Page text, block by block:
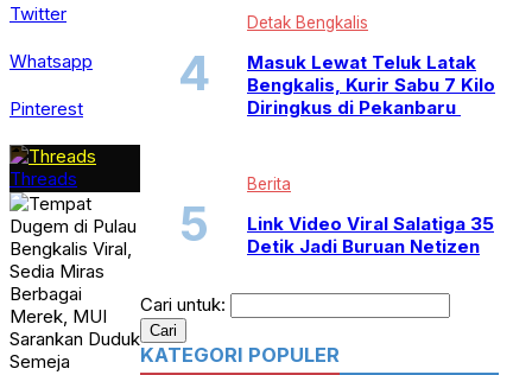
Twitter
Whatsapp
Pinterest
Threads
Detak Bengkalis
Masuk Lewat Teluk Latak
Bengkalis, Kurir Sabu 7 Kilo
Diringkus di Pekanbaru
Berita
Link Video Viral Salatiga 35
Detik Jadi Buruan Netizen
Cari untuk:
KATEGORI POPULER